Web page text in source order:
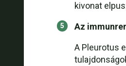
kivonat
Az
A Pleurotus